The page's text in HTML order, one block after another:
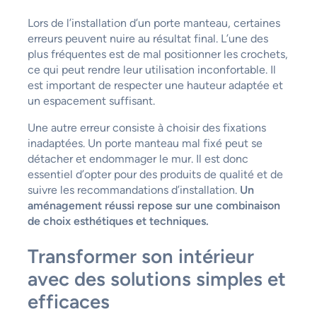
Lors de l’installation d’un porte manteau, certaines
erreurs peuvent nuire au résultat final. L’une des
plus fréquentes est de mal positionner les crochets,
ce qui peut rendre leur utilisation inconfortable. Il
est important de respecter une hauteur adaptée et
un espacement suffisant.
Une autre erreur consiste à choisir des fixations
inadaptées. Un porte manteau mal fixé peut se
détacher et endommager le mur. Il est donc
essentiel d’opter pour des produits de qualité et de
suivre les recommandations d’installation. Un
aménagement réussi repose sur une combinaison
de choix esthétiques et techniques.
Transformer son intérieur
avec des solutions simples et
efficaces